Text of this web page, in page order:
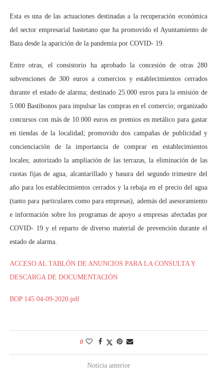
Esta es una de las actuaciones destinadas a la recuperación económica
del sector empresarial bastetano que ha promovido el Ayuntamiento de
Baza desde la aparición de la pandemia por COVID- 19.
Entre otras, el consistorio ha aprobado la concesión de otras 280
subvenciones de 300 euros a comercios y establecimientos cerrados
durante el estado de alarma; destinado 25.000 euros para la emisión de
5.000 Bastibonos para impulsar las compras en el comercio; organizado
concursos con más de 10.000 euros en premios en metálico para gastar
en tiendas de la localidad; promovido dos campañas de publicidad y
concienciación de la importancia de comprar en establecimientos
locales; autorizado la ampliación de las terrazas, la eliminación de las
cuotas fijas de agua, alcantarillado y basura del segundo trimestre del
año para los establecimientos cerrados y la rebaja en el precio del agua
(tanto para particulares como para empresas), además del asesoramiento
e información sobre los programas de apoyo a empresas afectadas por
COVID- 19 y el reparto de diverso material de prevención durante el
estado de alarma.
ACCESO AL TABLÓN DE ANUNCIOS PARA LA CONSULTA Y
DESCARGA DE DOCUMENTACIÓN
BOP 145 04-09-2020.pdf
0
Noticia anterior